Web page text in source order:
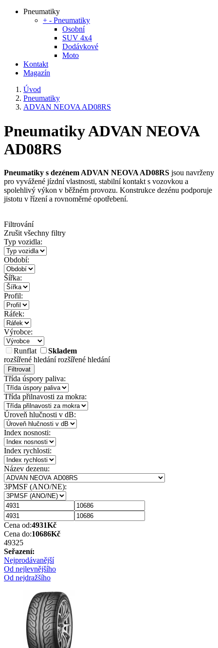
Pneumatiky
+ - Pneumatiky
Osobní
SUV 4x4
Dodávkové
Moto
Kontakt
Magazín
Úvod
Pneumatiky
ADVAN NEOVA AD08RS
Pneumatiky ADVAN NEOVA
AD08RS
Pneumatiky s dezénem ADVAN NEOVA AD08RS jsou navrženy
pro vyvážené jízdní vlastnosti, stabilní kontakt s vozovkou a
spolehlivý výkon v běžném provozu. Konstrukce dezénu podporuje
jistotu v řízení a rovnoměrné opotřebení.
Filtrování
Zrušit všechny filtry
Typ vozidla:
Období:
Šířka:
Profil:
Ráfek:
Výrobce:
Runflat
Skladem
rozšířené hledánírozšířené hledání
Filtrovat
Třída úspory paliva:
Třída přilnavosti za mokra:
Úroveň hlučnosti v dB:
Index nosnosti:
Index rychlosti:
Název dezenu:
3PMSF (ANO/NE):
Cena od:4931Kč
Cena do:10686Kč
49325
Seřazení:
Nejprodávanější
Od nejlevnějšího
Od nejdražšího